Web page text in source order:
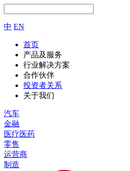
中 EN
首页
产品及服务
行业解决方案
合作伙伴
投资者关系
关于我们
汽车
金融
医疗医药
零售
运营商
制造